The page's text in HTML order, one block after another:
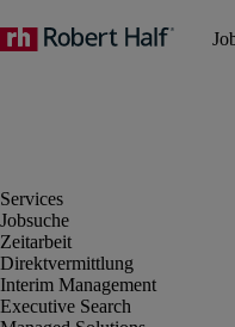
Jobsuche
Zeitarbeit
Direktvermittlung
Interim Management
Executive Search